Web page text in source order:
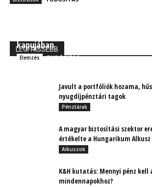
LEGFRISSEBB
kapujában
Elemzés TUDÓSÍTÁS
Javult a portfóliók hozama,
nyugdíjpénztári tagok
Pénztárak
A magyar biztosítási szektor
értékelte a Hungarikum Alkusz
Alkuszok
K&H kutatás: Mennyi pénz
mindennapokhoz?